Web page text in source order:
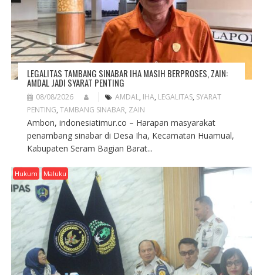
LEGALITAS TAMBANG SINABAR IHA MASIH BERPROSES, ZAIN:
AMDAL JADI SYARAT PENTING
08/08/2026 AMDAL, IHA, LEGALITAS, SYARAT
PENTING, TAMBANG SINABAR, ZAIN
Ambon, indonesiatimur.co – Harapan masyarakat
penambang sinabar di Desa Iha, Kecamatan Huamual,
Kabupaten Seram Bagian Barat...
Hukum Maluku